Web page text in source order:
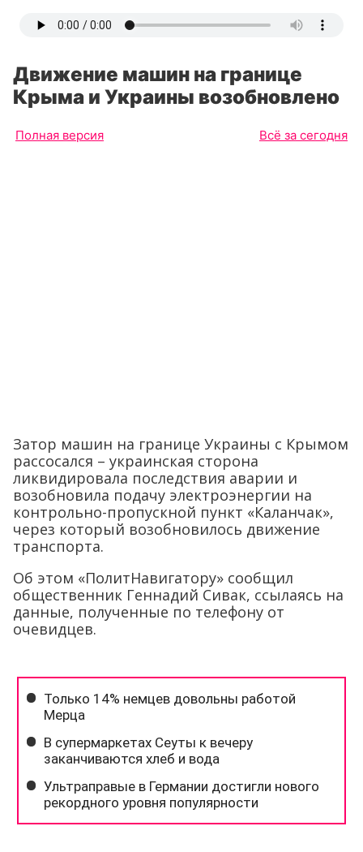
Движение машин на границе
Крыма и Украины возобновлено
Полная версия Всё за сегодня
Затор машин на границе Украины с Крымом
рассосался – украинская сторона
ликвидировала последствия аварии и
возобновила подачу электроэнергии на
контрольно-пропускной пункт «Каланчак»,
через который возобновилось движение
транспорта.
Об этом «ПолитНавигатору» сообщил
общественник Геннадий Сивак, ссылаясь на
данные, полученные по телефону от
очевидцев.